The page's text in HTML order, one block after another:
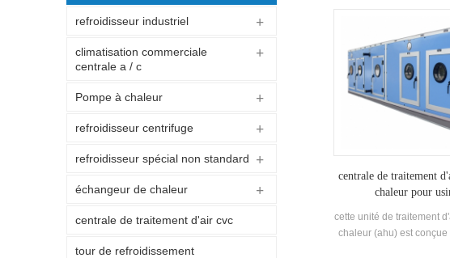
centrale de traitement
chaleur pour
cette unité de traitement
chaleur (ahu) est conçue
refroidisseur industriel
climatisation commerciale
centrale a / c
Pompe à chaleur
refroidisseur centrifuge
refroidisseur spécial non standard
échangeur de chaleur
centrale de traitement d'air cvc
tour de refroidissement